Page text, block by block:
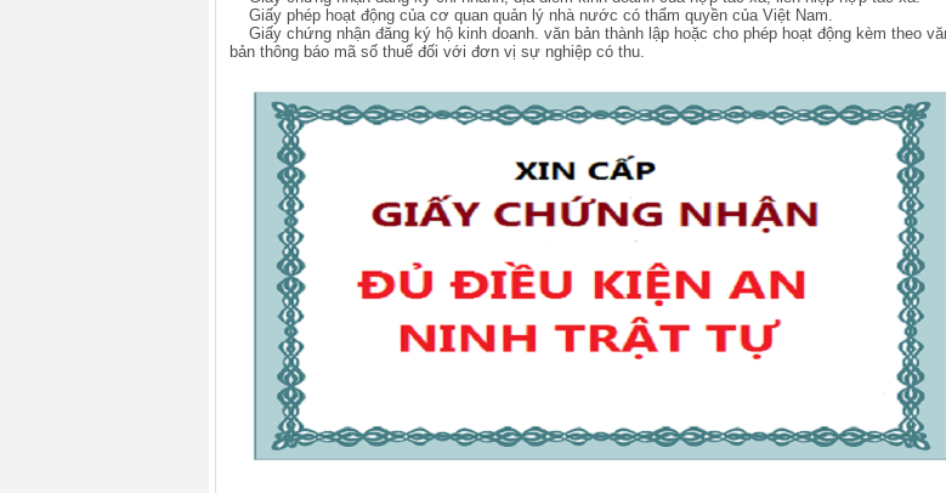
Giấy phép hoạt động của cơ quan quản lý nhà nước có thẩm quyền của Việt Nam.
Giấy chứng nhận đăng ký hộ kinh doanh. văn bản thành lập hoặc cho phép hoạt động kèm theo
bản thông báo mã số thuế đối với đơn vị sự nghiệp có thu.